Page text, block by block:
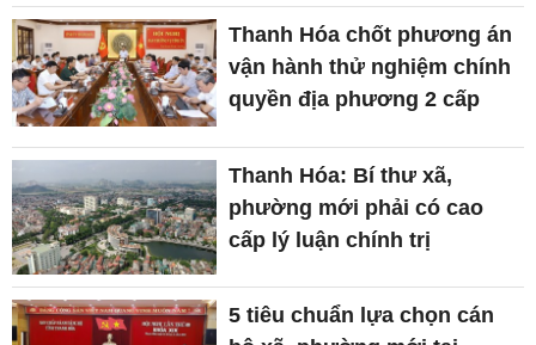
Thanh Hóa chốt phương án
vận hành thử nghiệm chính
quyền địa phương 2 cấp
Thanh Hóa: Bí thư xã,
phường mới phải có cao
cấp lý luận chính trị
5 tiêu chuẩn lựa chọn cán